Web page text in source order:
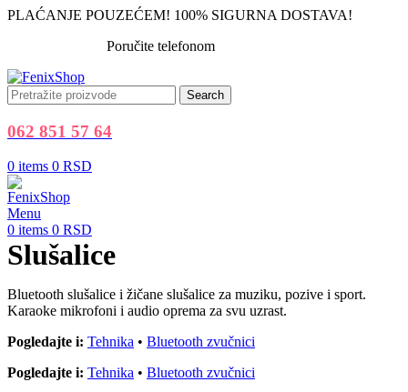
PLAĆANJE POUZEĆEM! 100% SIGURNA DOSTAVA!
Poručite telefonom
Search
062 851 57 64
0 items 0 RSD
Menu
0 items 0 RSD
Slušalice
Bluetooth slušalice i žičane slušalice za muziku, pozive i sport.
Karaoke mikrofoni i audio oprema za svu uzrast.
Pogledajte i: Tehnika • Bluetooth zvučnici
Pogledajte i: Tehnika • Bluetooth zvučnici